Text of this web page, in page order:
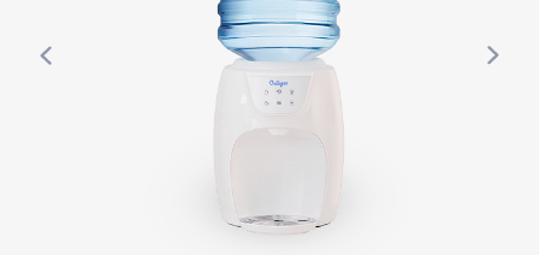
Use arrow keys to navigate between product images, or